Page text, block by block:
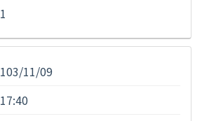
1
103/11/09
17:40